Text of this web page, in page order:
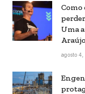
Como
Uma
Araújo
agosto